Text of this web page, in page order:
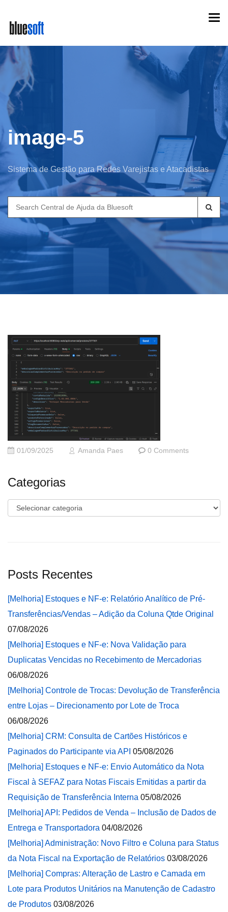
main
content
image-5
Sistema de Gestão para Redes Varejistas e Atacadistas
Search
for:
01/09/2025 Amanda Paes 0 Comments
Categorias
Categorias
Posts Recentes
[Melhoria] Estoques e NF-e: Relatório Analítico de Pré-
Transferências/Vendas – Adição da Coluna Qtde Original
07/08/2026
[Melhoria] Estoques e NF-e: Nova Validação para
Duplicatas Vencidas no Recebimento de Mercadorias
06/08/2026
[Melhoria] Controle de Trocas: Devolução de Transferência
entre Lojas – Direcionamento por Lote de Troca
06/08/2026
[Melhoria] CRM: Consulta de Cartões Históricos e
Paginados do Participante via API 05/08/2026
[Melhoria] Estoques e NF-e: Envio Automático da Nota
Fiscal à SEFAZ para Notas Fiscais Emitidas a partir da
Requisição de Transferência Interna 05/08/2026
[Melhoria] API: Pedidos de Venda – Inclusão de Dados de
Entrega e Transportadora 04/08/2026
[Melhoria] Administração: Novo Filtro e Coluna para Status
da Nota Fiscal na Exportação de Relatórios 03/08/2026
[Melhoria] Compras: Alteração de Lastro e Camada em
Lote para Produtos Unitários na Manutenção de Cadastro
de Produtos 03/08/2026